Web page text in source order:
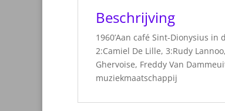
Beschrijving
1960’Aan café Sint-Dionysius
2:Camiel De Lille, 3:Rudy
Ghervoise, Freddy Van
muziekmaatschappij